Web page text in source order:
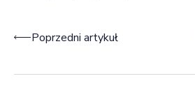
Nawigacja wpisu
Poprzedni artykuł